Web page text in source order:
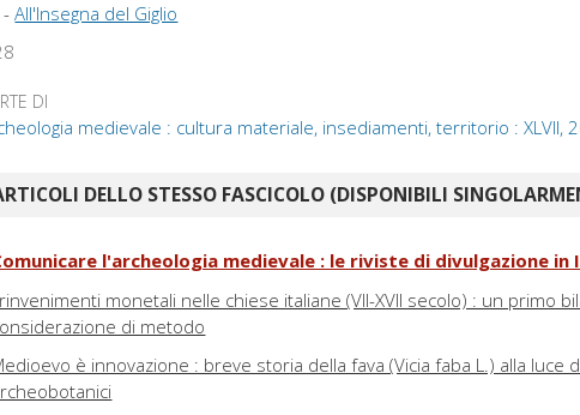
-All'Insegna del Giglio
DI
medievale : cultura materiale, insediamenti, territorio : XLVII,
DELLO STESSO FASCICOLO (DISPONIBILI
l'archeologia medievale : le riviste di divulgazione in
monetali nelle chiese italiane (VII-XVII secolo) : un primo
di metodo
è innovazione : breve storia della fava (Vicia faba L.) alla luce